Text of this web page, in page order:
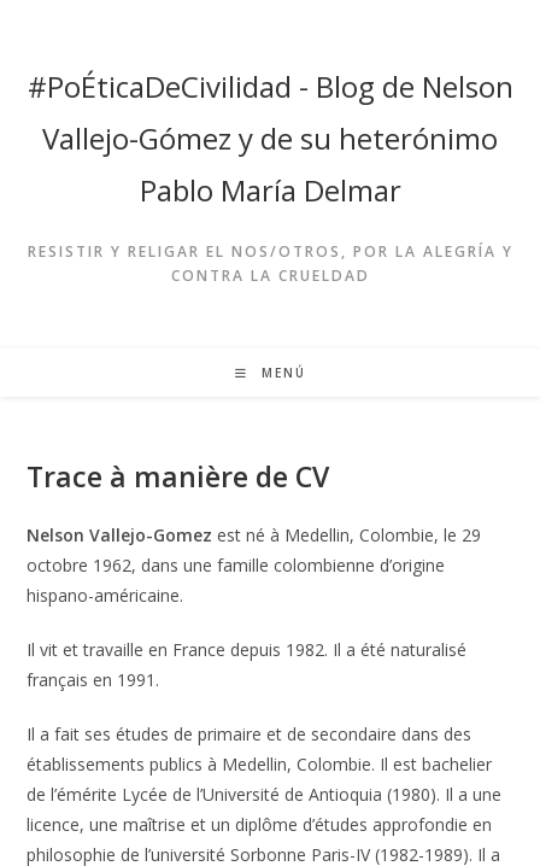
contenido
#PoÉticaDeCivilidad - Blog de Nelson
Vallejo-Gómez y de su heterónimo
Pablo María Delmar
RESISTIR Y RELIGAR EL NOS/OTROS, POR LA ALEGRÍA Y
CONTRA LA CRUELDAD
MENÚ
Trace à manière de CV
Nelson Vallejo-Gomezest né à Medellin, Colombie, le 29
octobre 1962, dans une famille colombienne d’origine
hispano-américaine.
Il vit et travaille en France depuis 1982. Il a été naturalisé
français en 1991.
Il a fait ses études de primaire et de secondaire dans des
établissements publics à Medellin, Colombie. Il est bachelier
de l’émérite Lycée de l’Université de Antioquia (1980). Il a une
licence, une maîtrise et un diplôme d’études approfondie en
philosophie de l’université Sorbonne Paris-IV (1982-1989). Il a